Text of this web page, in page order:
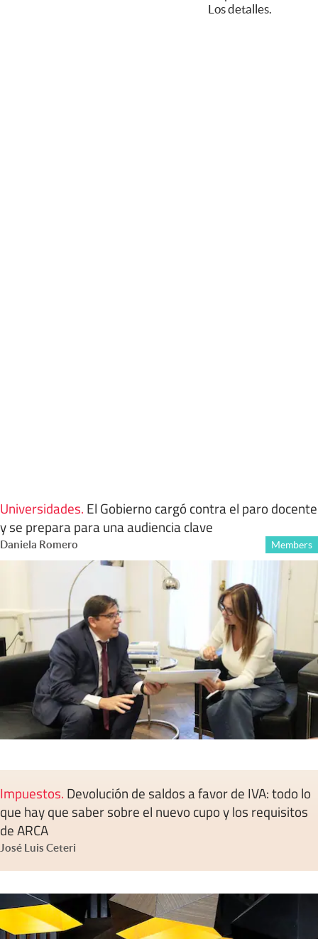
Los detalles.
Universidades. El Gobierno cargó contra el paro docente
y se prepara para una audiencia clave
Daniela Romero Members
Impuestos. Devolución de saldos a favor de IVA: todo lo
que hay que saber sobre el nuevo cupo y los requisitos
de ARCA
José Luis Ceteri